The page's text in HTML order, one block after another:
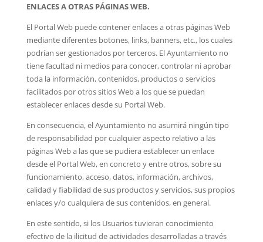
ENLACES A OTRAS PÁGINAS WEB.
El Portal Web puede contener enlaces a otras páginas Web
mediante diferentes botones, links, banners, etc., los cuales
podrían ser gestionados por terceros. El Ayuntamiento no
tiene facultad ni medios para conocer, controlar ni aprobar
toda la información, contenidos, productos o servicios
facilitados por otros sitios Web a los que se puedan
establecer enlaces desde su Portal Web.
En consecuencia, el Ayuntamiento no asumirá ningún tipo
de responsabilidad por cualquier aspecto relativo a las
páginas Web a las que se pudiera establecer un enlace
desde el Portal Web, en concreto y entre otros, sobre su
funcionamiento, acceso, datos, información, archivos,
calidad y fiabilidad de sus productos y servicios, sus propios
enlaces y/o cualquiera de sus contenidos, en general.
En este sentido, si los Usuarios tuvieran conocimiento
efectivo de la ilicitud de actividades desarrolladas a través